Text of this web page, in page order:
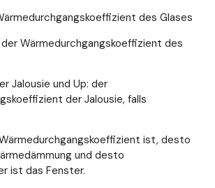
des Glases
Wärmedurchgangskoeffizient des
Jalousie und Up: der
der Jalousie, falls
ist, desto
und desto
ist das Fenster.